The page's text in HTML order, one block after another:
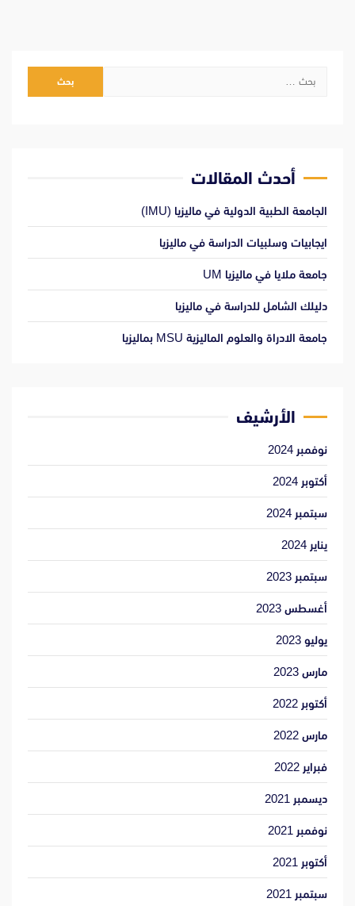
البحث
أحدث المقالات
الجامعة الطبية الدولية في ماليزيا (IMU)
ايجابيات وسلبيات الدراسة في ماليزيا
جامعة ملايا في ماليزيا UM
دليلك الشامل للدراسة في ماليزيا
جامعة الادراة والعلوم الماليزية MSU بماليزيا
الأرشيف
نوفمبر 2024
أكتوبر 2024
سبتمبر 2024
يناير 2024
سبتمبر 2023
أغسطس 2023
يوليو 2023
مارس 2023
أكتوبر 2022
مارس 2022
فبراير 2022
ديسمبر 2021
نوفمبر 2021
أكتوبر 2021
سبتمبر 2021